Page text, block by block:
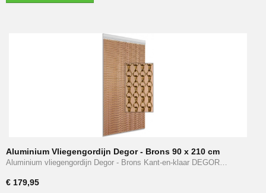
Aluminium Vliegengordijn Degor - Brons 90 x 210 cm
Aluminium vliegengordijn Degor - Brons Kant-en-klaar DEGOR…
€ 179,95